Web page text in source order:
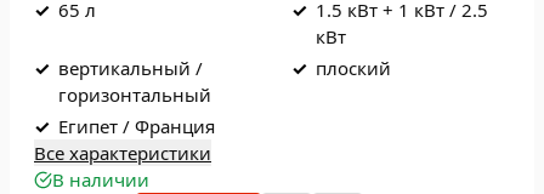
✓ 65 л ✓ 1.5 кВт + 1 кВт / 2.5
кВт
✓ вертикальный /
горизонтальный
✓ плоский
✓ Египет / Франция
Все характеристики
В наличии